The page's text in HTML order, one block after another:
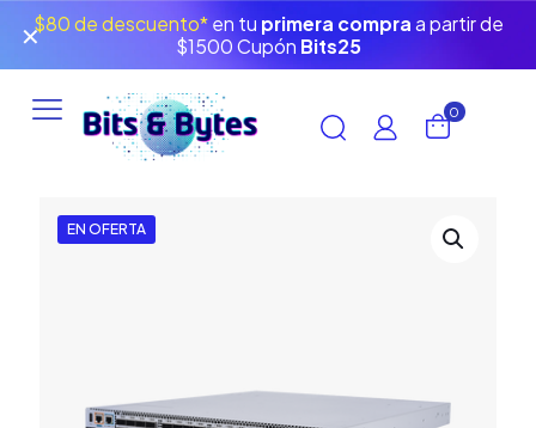
$80 de descuento*en tu primera compra a partir de
$1500 Cupón Bits25
✕
0
EN OFERTA